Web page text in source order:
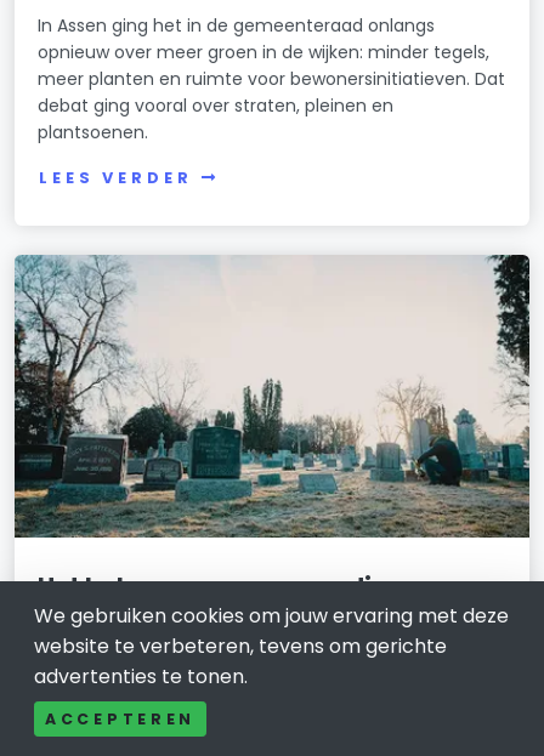
In Assen ging het in de gemeenteraad onlangs
opnieuw over meer groen in de wijken: minder tegels,
meer planten en ruimte voor bewonersinitiatieven. Dat
debat ging vooral over straten, pleinen en
plantsoenen.
LEES VERDER
Het belang van een waardige
uitvaart
20 oktober 2023
Een uitvaart is een bijzonder moment in het leven, een
tijd van diepe emoties en betekenis. Het afscheid
We gebruiken cookies om jouw ervaring met deze
website te verbeteren, tevens om gerichte
advertenties te tonen.
ACCEPTEREN